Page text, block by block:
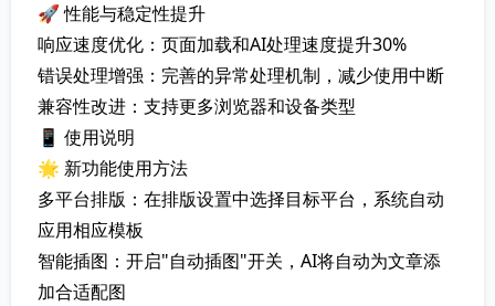
🚀 性能与稳定性提升
响应速度优化：页面加载和AI处理速度提升30%
错误处理增强：完善的异常处理机制，减少使用中断
兼容性改进：支持更多浏览器和设备类型
📱 使用说明
🌟 新功能使用方法
多平台排版：在排版设置中选择目标平台，系统自动
应用相应模板
智能插图：开启"自动插图"开关，AI将自动为文章添
加合适配图